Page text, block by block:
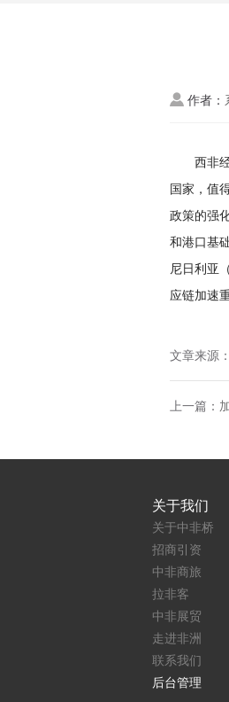
 作者：
西非
国家，值
政策的强
和港口基
尼日利亚
应链加速
文章来源
上一篇：
关于我们
关于中非桥
招商引资
中非商旅
拉非客
中非展贸
走进非洲
联系我们
后台管理